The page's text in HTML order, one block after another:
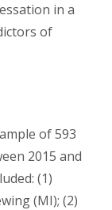
in a
of
of 593
2015 and
(1)
(MI); (2)